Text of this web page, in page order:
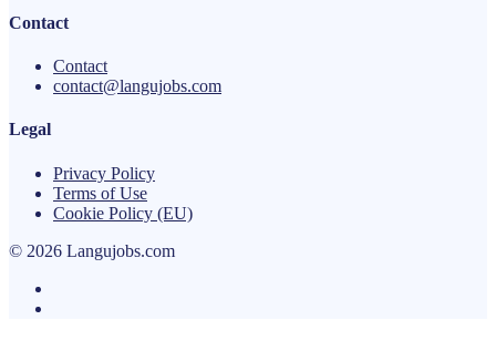
Contact
Contact
contact@langujobs.com
Legal
Privacy Policy
Terms of Use
Cookie Policy (EU)
© 2026 Langujobs.com